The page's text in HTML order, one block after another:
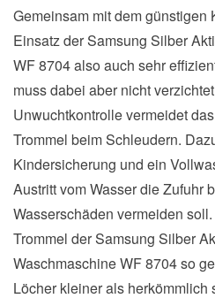
Gemeinsam mit dem günstigen
Einsatz der Samsung Silber
WF 8704 also auch sehr
muss dabei aber nicht
Unwuchtkontrolle vermeidet
Trommel beim Schleudern.
Kindersicherung und ein
Austritt vom Wasser die Zufuhr
Wasserschäden vermeiden
Trommel der Samsung Silber
Waschmaschine WF 8704 so
Löcher kleiner als herkömmlich